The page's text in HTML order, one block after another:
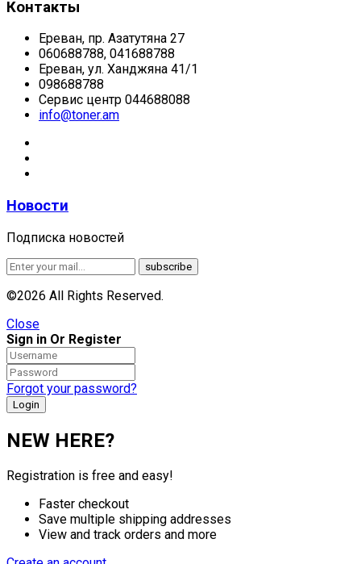
Контакты
Ереван, пр. Азатутяна 27
060688788, 041688788
Ереван, ул. Ханджяна 41/1
098688788
Сервис центр 044688088
info@toner.am
Новости
Подписка новостей
©2026 All Rights Reserved.
Close
Sign in Or Register
Forgot your password?
NEW HERE?
Registration is free and easy!
Faster checkout
Save multiple shipping addresses
View and track orders and more